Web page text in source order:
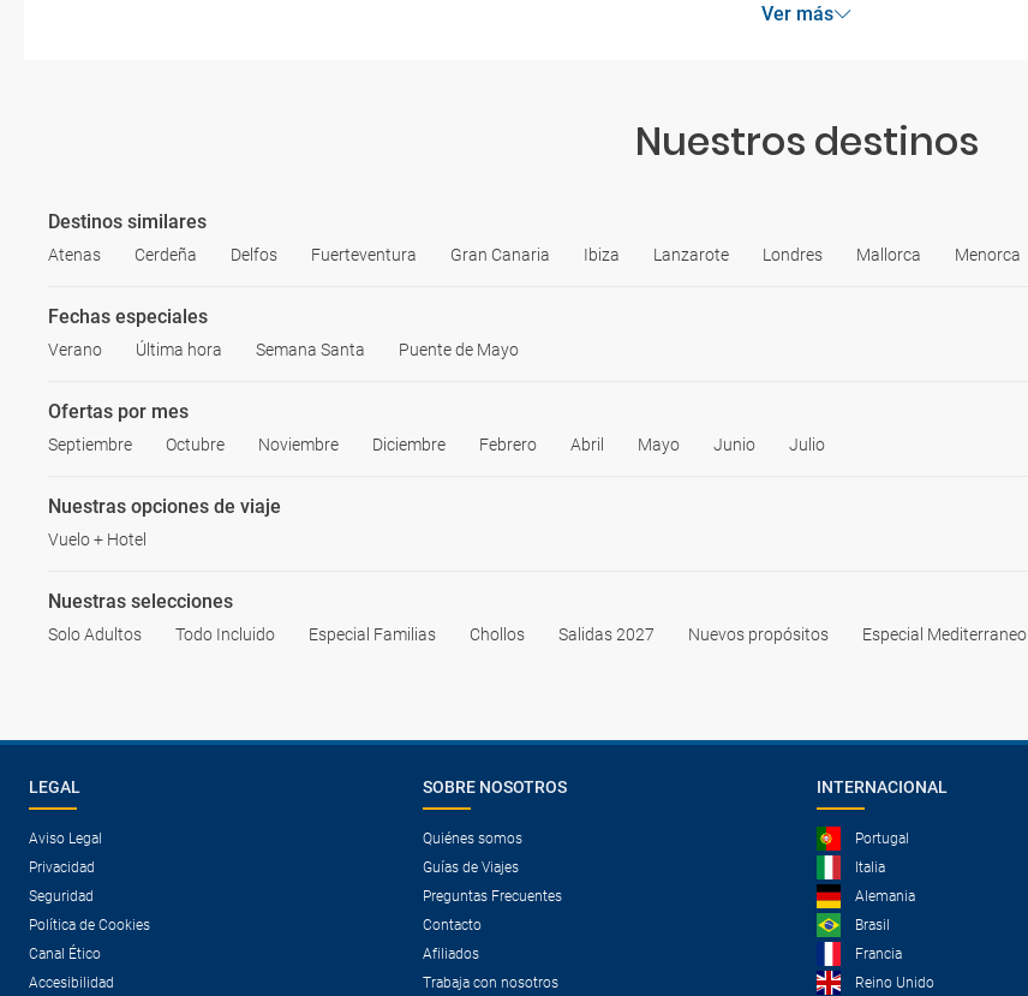
Ver más
Nuestros destinos
Destinos similares
Atenas Cerdeña Delfos Fuerteventura Gran Canaria Ibiza Lanzarote Londres Mallorca Menorca
Fechas especiales
Verano Última hora Semana Santa Puente de Mayo
Ofertas por mes
Septiembre Octubre Noviembre Diciembre Febrero Abril Mayo Junio Julio
Nuestras opciones de viaje
Vuelo + Hotel
Nuestras selecciones
Solo Adultos Todo Incluido Especial Familias Chollos Salidas 2027 Nuevos propósitos Especial Mediterraneo
LEGAL
Aviso Legal
Privacidad
Seguridad
Política de Cookies
Canal Ético
Accesibilidad
SOBRE NOSOTROS
Quiénes somos
Guías de Viajes
Preguntas Frecuentes
Contacto
Afiliados
Trabaja con nosotros
INTERNACIONAL
Portugal
Italia
Alemania
Brasil
Francia
Reino Unido